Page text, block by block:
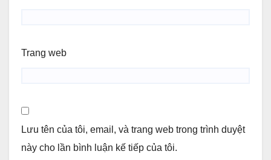
Trang web
Lưu tên của tôi, email, và trang web trong trình duyệt
này cho lần bình luận kế tiếp của tôi.